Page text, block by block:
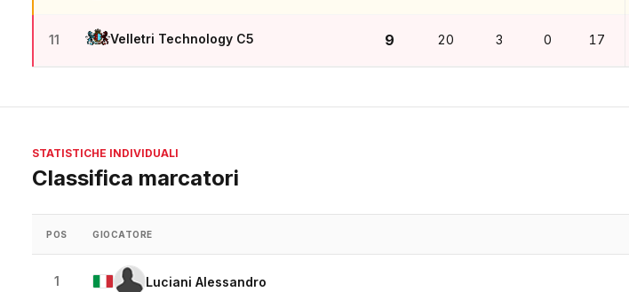
11 Velletri Technology C5 9 20 3 0 17
STATISTICHE INDIVIDUALI
Classifica marcatori
POS GIOCATORE
1 Luciani Alessandro